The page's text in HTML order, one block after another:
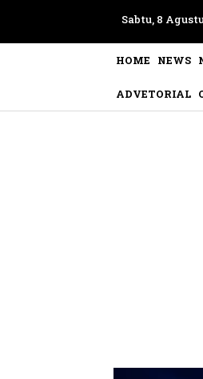
Sabtu, 8
HOME NEWS
ADVETORIAL